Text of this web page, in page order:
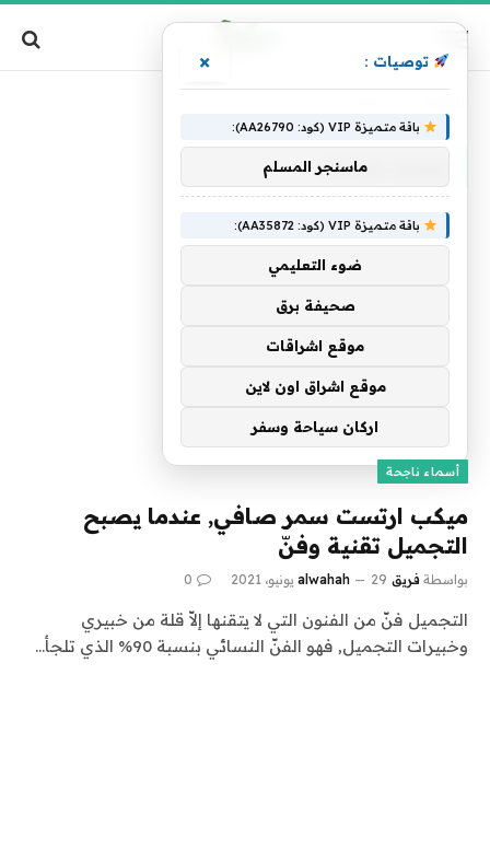
أسماء ناجحة
أسماء ناجحة
ميكب ارتست سمر صافي, عندما يصبح
التجميل تقنية وفنّ
بواسطة فريق alwahah 29 يونيو، 2021 0
التجميل فنّ من الفنون التي لا يتقنها إلاّ قلة من خبيري
وخبيرات التجميل, فهو الفنّ النسائي بنسبة 90% الذي تلجأ…
توصيات : ×
باقة متميزة VIP (كود: AA26790):
ماسنجر المسلم
باقة متميزة VIP (كود: AA35872):
ضوء التعليمي
صحيفة برق
موقع اشراقات
موقع اشراق اون لاين
اركان سياحة وسفر